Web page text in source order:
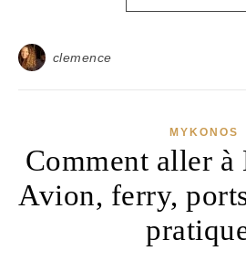
clemence
MYKONOS
Comment aller à
Avion, ferry,